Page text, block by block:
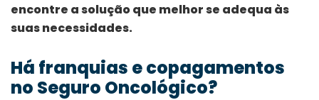
encontre a solução que melhor se adequa às
suas necessidades.
Há franquias e copagamentos
no Seguro Oncológico?